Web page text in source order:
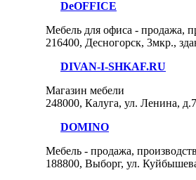
DeOFFICE
Мебель для офиса - продажа,
216400, Десногорск, 3мкр.,
DIVAN-I-SHKAF.RU
Магазин мебели
248000, Калуга, ул. Ленина,
DOMINO
Мебель - продажа,
188800, Выборг, ул.